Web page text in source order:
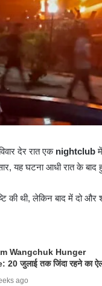
देर रात एक nightclub
यह घटना आधी रात के बाद
की थी, लेकिन बाद में दो और
Wangchuk Hunger
20 जुलाई तक जिंदा रहने का
ago